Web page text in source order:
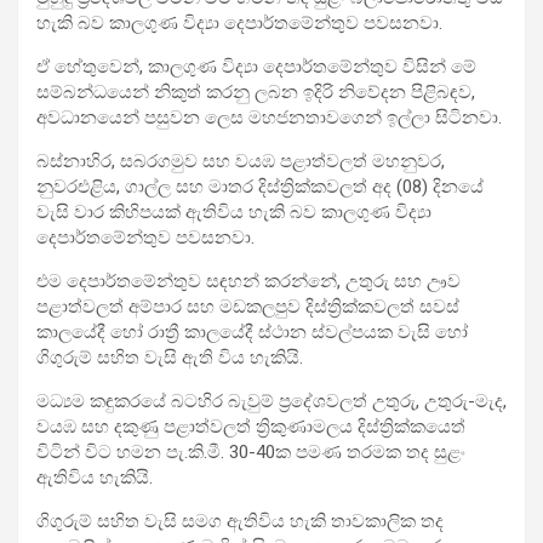
හැකි බව කාලගුණ විද්‍යා දෙපාර්තමේන්තුව පවසනවා.
ඒ හේතුවෙන්, කාලගුණ විද්‍යා දෙපාර්තමේන්තුව විසින් මේ
සම්බන්ධයෙන් නිකුත් කරනු ලබන ඉදිරි නිවේදන පිළිබඳව,
අවධානයෙන් පසුවන ලෙස මහජනතාවගෙන් ඉල්ලා සිටිනවා.
බස්නාහිර, සබරගමුව සහ වයඹ පළාත්වලත් මහනුවර,
නුවරඑළිය, ගාල්ල සහ මාතර දිස්ත්‍රික්කවලත් අද (08) දිනයේ
වැසි වාර කිහිපයක් ඇතිවිය හැකි බව කාලගුණ විද්‍යා
දෙපාර්තමේන්තුව පවසනවා.
එම දෙපාර්තමේන්තුව සඳහන් කරන්නේ, උතුරු සහ ඌව
පළාත්වලත් අම්පාර සහ මඩකලපුව දිස්ත්‍රික්කවලත් සවස්
කාලයේදී හෝ රාත්‍රී කාලයේදී ස්ථාන ස්වල්පයක වැසි හෝ
ගිගුරුම් සහිත වැසි ඇති විය හැකියි.
මධ්‍යම කඳුකරයේ බටහිර බැවුම් ප්‍රදේශවලත් උතුරු, උතුරු-මැද,
වයඹ සහ දකුණු පළාත්වලත් ත්‍රිකුණාමලය දිස්ත්‍රික්කයෙත්
විටින් විට හමන පැ.කි.මී. 30-40ක පමණ තරමක තද සුළං
ඇතිවිය හැකියි.
ගිගුරුම් සහිත වැසි සමග ඇතිවිය හැකි තාවකාලික තද